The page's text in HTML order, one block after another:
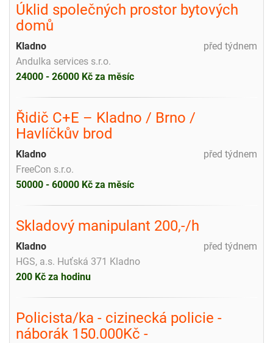
Úklid společných prostor bytových
domů
před týdnem
Kladno
Andulka services s.r.o.
24000 - 26000 Kč za měsíc
Řidič C+E – Kladno / Brno /
Havlíčkův brod
před týdnem
Kladno
FreeCon s.r.o.
50000 - 60000 Kč za měsíc
Skladový manipulant 200,-/h
před týdnem
Kladno
HGS, a.s. Huťská 371 Kladno
200 Kč za hodinu
Policista/ka - cizinecká policie -
náborák 150.000Kč -